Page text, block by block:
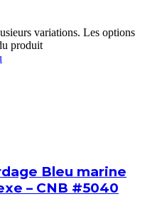
variations. Les options
produit
Bleu marine
– CNB #5040